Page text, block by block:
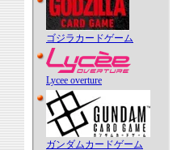
ゴジラカードゲーム
Lycee overture
ガンダムカードゲーム